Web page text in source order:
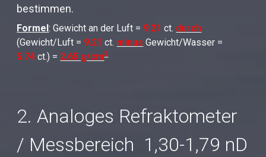
bestimmen.
Formel: Gewicht an der Luft = 9.21 ct. durch
(Gewicht/Luft = 9.21 ct. minus Gewicht/Wasser =
5.74ct.) = 2.65 g/cm3
2. Analoges Refraktometer
/ Messbereich 1,30-1,79 nD